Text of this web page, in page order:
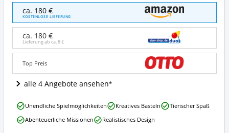
LEGO
Friends
41340
Freundschaftshaus
Angebote:
Wo
LEGO®
Friends
erhältlich?
ca. 180 €
KOSTENLOSE LIEFERUNG
ca. 180 €
Lieferung ab ca.8 €
Top Preis
alle 4 Angebote ansehen
LEGO
Friends
41340
Unendliche Spielmöglichkeiten Kreatives Basteln
Tierischer Spaß
Abenteuerliche Missionen
Realistisches Design